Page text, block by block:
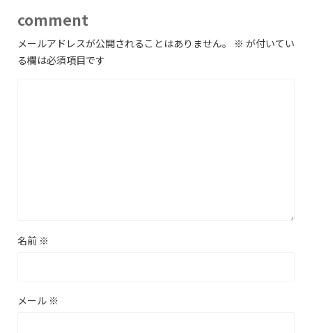
comment
メールアドレスが公開されることはありません。 ※ が付いてい
る欄は必須項目です
名前 ※
メール ※